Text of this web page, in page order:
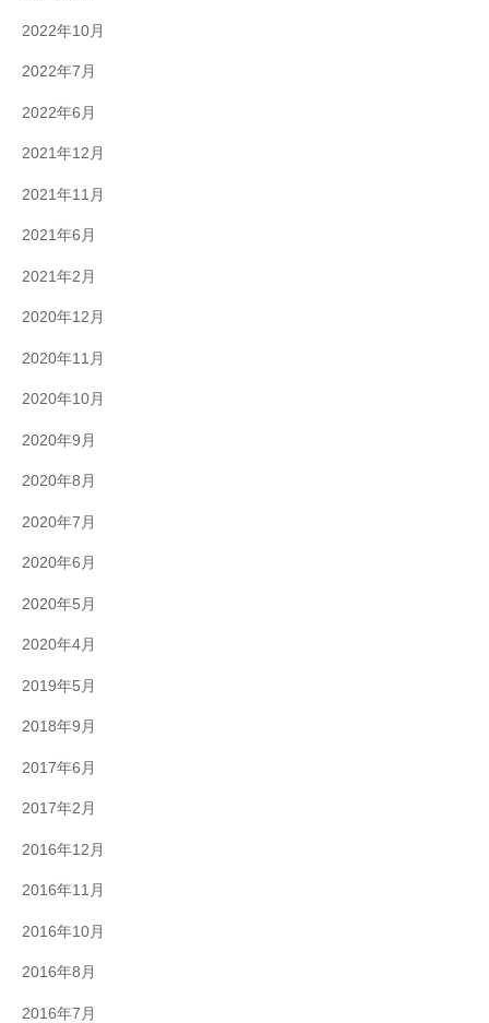
2022年10月
2022年7月
2022年6月
2021年12月
2021年11月
2021年6月
2021年2月
2020年12月
2020年11月
2020年10月
2020年9月
2020年8月
2020年7月
2020年6月
2020年5月
2020年4月
2019年5月
2018年9月
2017年6月
2017年2月
2016年12月
2016年11月
2016年10月
2016年8月
2016年7月